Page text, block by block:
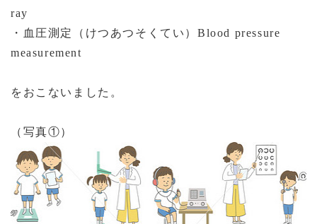
ray
・血圧測定（けつあつそくてい） Blood pressure
measurement
をおこないました。
（写真①）